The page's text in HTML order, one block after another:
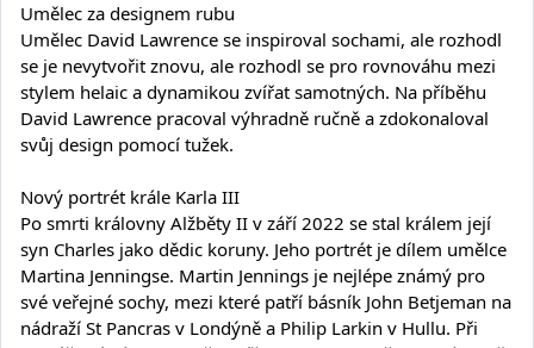
Umělec za designem rubu
Umělec David Lawrence se inspiroval sochami, ale rozhodl
se je nevytvořit znovu, ale rozhodl se pro rovnováhu mezi
stylem helaic a dynamikou zvířat samotných. Na příběhu
David Lawrence pracoval výhradně ručně a zdokonaloval
svůj design pomocí tužek.
Nový portrét krále Karla III
Po smrti královny Alžběty II v září 2022 se stal králem její
syn Charles jako dědic koruny. Jeho portrét je dílem umělce
Martina Jenningse. Martin Jennings je nejlépe známý pro
své veřejné sochy, mezi které patří básník John Betjeman na
nádraží St Pancras v Londýně a Philip Larkin v Hullu. Při